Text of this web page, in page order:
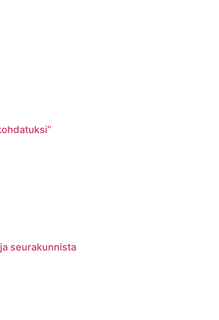
seurakunnista